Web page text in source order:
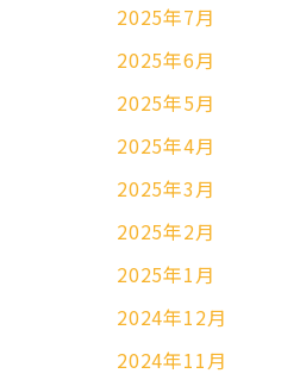
2025年7月
2025年6月
2025年5月
2025年4月
2025年3月
2025年2月
2025年1月
2024年12月
2024年11月